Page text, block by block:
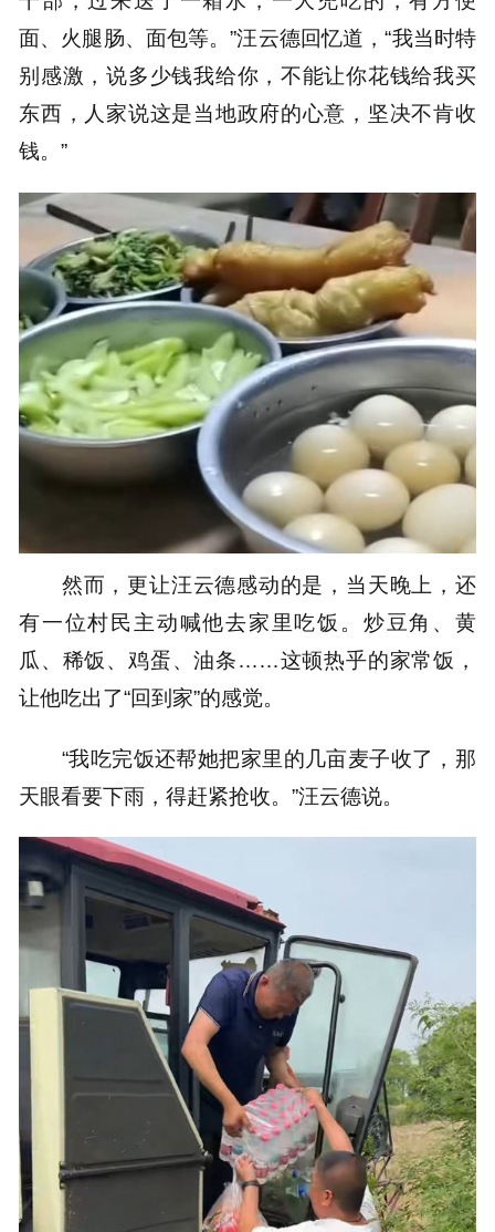
面、火腿肠、面包等。”汪云德回忆道，“我当时特
别感激，说多少钱我给你，不能让你花钱给我买
东西，人家说这是当地政府的心意，坚决不肯收
钱。”
然而，更让汪云德感动的是，当天晚上，还
有一位村民主动喊他去家里吃饭。炒豆角、黄
瓜、稀饭、鸡蛋、油条……这顿热乎的家常饭，
让他吃出了“回到家”的感觉。
“我吃完饭还帮她把家里的几亩麦子收了，那
天眼看要下雨，得赶紧抢收。”汪云德说。